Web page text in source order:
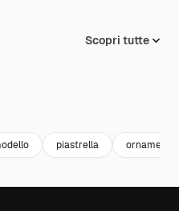
Scopri tutte
piastrella ornamento